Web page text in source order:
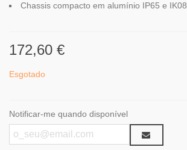
Chassis compacto em alumínio IP65 e IK08.
172,60 €
Esgotado
Notificar-me quando disponível